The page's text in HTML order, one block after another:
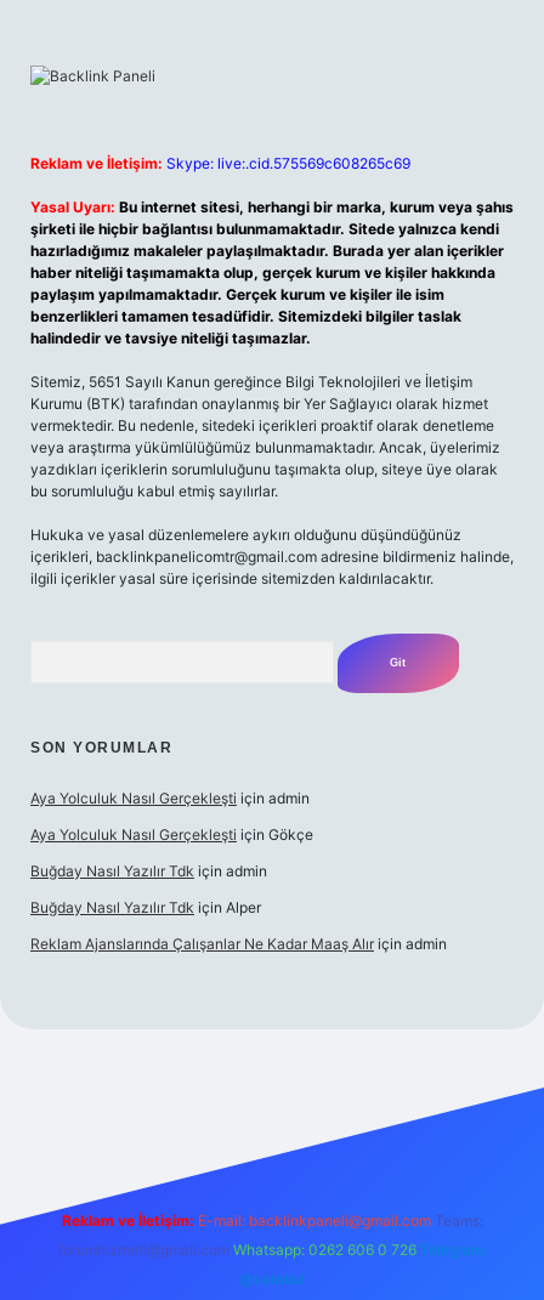
Reklam ve İletişim: Skype: live:.cid.575569c608265c69
Yasal Uyarı: Bu internet sitesi, herhangi bir marka, kurum veya şahıs
şirketi ile hiçbir bağlantısı bulunmamaktadır. Sitede yalnızca kendi
hazırladığımız makaleler paylaşılmaktadır. Burada yer alan içerikler
haber niteliği taşımamakta olup, gerçek kurum ve kişiler hakkında
paylaşım yapılmamaktadır. Gerçek kurum ve kişiler ile isim
benzerlikleri tamamen tesadüfidir. Sitemizdeki bilgiler taslak
halindedir ve tavsiye niteliği taşımazlar.
Sitemiz, 5651 Sayılı Kanun gereğince Bilgi Teknolojileri ve İletişim
Kurumu (BTK) tarafından onaylanmış bir Yer Sağlayıcı olarak hizmet
vermektedir. Bu nedenle, sitedeki içerikleri proaktif olarak denetleme
veya araştırma yükümlülüğümüz bulunmamaktadır. Ancak, üyelerimiz
yazdıkları içeriklerin sorumluluğunu taşımakta olup, siteye üye olarak
bu sorumluluğu kabul etmiş sayılırlar.
Hukuka ve yasal düzenlemelere aykırı olduğunu düşündüğünüz
içerikleri, backlinkpanelicomtr@gmail.com adresine bildirmeniz halinde,
ilgili içerikler yasal süre içerisinde sitemizden kaldırılacaktır.
SON YORUMLAR
Aya Yolculuk Nasıl Gerçekleşti için admin
Aya Yolculuk Nasıl Gerçekleşti için Gökçe
Buğday Nasıl Yazılır Tdk için admin
Buğday Nasıl Yazılır Tdk için Alper
Reklam Ajanslarında Çalışanlar Ne Kadar Maaş Alır için admin
Reklam ve İletişim: E-mail: backlinkpaneli@gmail.com Teams:
forumhizmeti@gmail.com Whatsapp: 0262 606 0 726 Telegram:
@karabul